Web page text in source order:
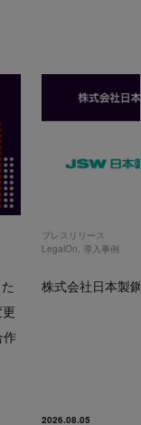
作
プレスリリース
LegalOn, 導入事例
株式会社日本製
2026.08.05